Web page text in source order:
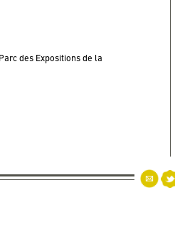
des Expositions de la